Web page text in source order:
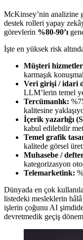
McKinsey’nin analizine
destek rolleri yapay
görevlerin %80-90’ı
İşte en yüksek risk
Müşteri
karmaşık
Veri girişi / idari
LLM’lerin temel
Tercümanlık:
kalitesine
İçerik yazarlığı
kabul edilebilir
Temel grafik
kalitede görsel
Muhasebe /
kategorizasyon
Telemarketink:
Dünyada en çok
listedeki mesleklerin
işlerin çoğunu AI
devretmedik geçiş